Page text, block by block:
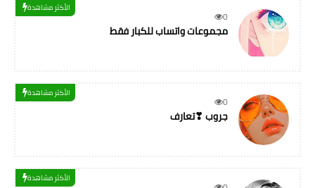
0
الأكثر مشاهدة
مجموعات واتساب للكبار فقط
0
الأكثر مشاهدة
جروب ❣تعارف
الأكثر مشاهدة